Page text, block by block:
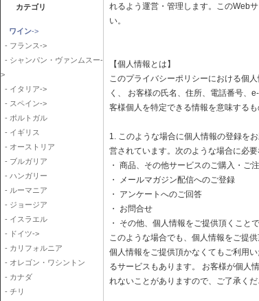
カテゴリ
ワイン->
- フランス->
- シャンパン・ヴァンムスー-
>
- イタリア->
- スペイン->
- ポルトガル
- イギリス
- オーストリア
- ブルガリア
- ハンガリー
- ルーマニア
- ジョージア
- イスラエル
- ドイツ->
- カリフォルニア
- オレゴン・ワシントン
- カナダ
- チリ
れるよう運営・管理します。このWeb
い。
【個人情報とは】
このプライバシーポリシーにおける個
く、 お客様の氏名、住所、電話番号、
客様個人を特定できる情報を意味するも
1. このような場合に個人情報の登録を
営されています。次のような場合に必
・ 商品、その他サービスのご購入・ご
・ メールマガジン配信へのご登録
・ アンケートへのご回答
・ お問合せ
・ その他、個人情報をご提供頂くこと
このような場合でも、個人情報をご提
個人情報をご提供頂かなくてもご利用
るサービスもあります。 お客様が個人
れないことがありますので、ご了承くだ